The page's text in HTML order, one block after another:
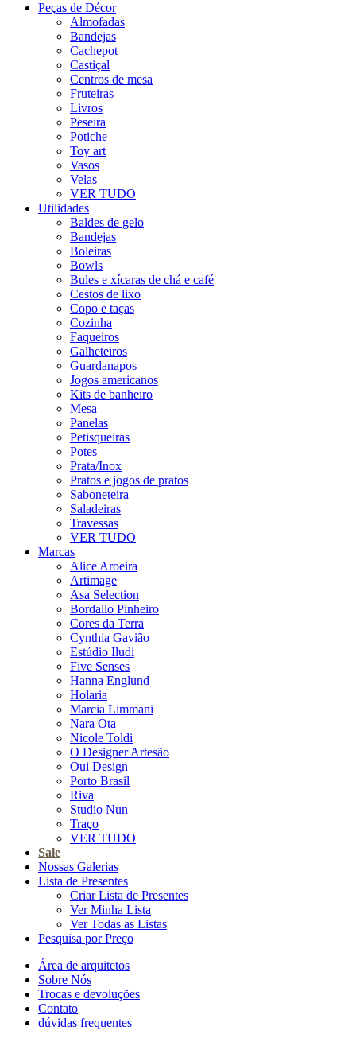
Peças de Décor
Almofadas
Bandejas
Cachepot
Castiçal
Centros de mesa
Fruteiras
Livros
Peseira
Potiche
Toy art
Vasos
Velas
VER TUDO
Utilidades
Baldes de gelo
Bandejas
Boleiras
Bowls
Bules e xícaras de chá e café
Cestos de lixo
Copo e taças
Cozinha
Faqueiros
Galheteiros
Guardanapos
Jogos americanos
Kits de banheiro
Mesa
Panelas
Petisqueiras
Potes
Prata/Inox
Pratos e jogos de pratos
Saboneteira
Saladeiras
Travessas
VER TUDO
Marcas
Alice Aroeira
Artimage
Asa Selection
Bordallo Pinheiro
Cores da Terra
Cynthia Gavião
Estúdio Iludi
Five Senses
Hanna Englund
Holaria
Marcia Limmani
Nara Ota
Nicole Toldi
O Designer Artesão
Oui Design
Porto Brasil
Riva
Studio Nun
Traço
VER TUDO
Sale
Nossas Galerias
Lista de Presentes
Criar Lista de Presentes
Ver Minha Lista
Ver Todas as Listas
Pesquisa por Preço
Área de arquitetos
Sobre Nós
Trocas e devoluções
Contato
dúvidas frequentes